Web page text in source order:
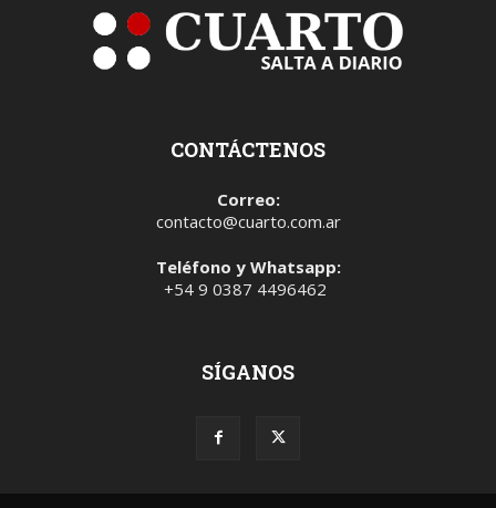
CONTÁCTENOS
Correo:
contacto@cuarto.com.ar
Teléfono y Whatsapp:
+54 9 0387 4496462
SÍGANOS